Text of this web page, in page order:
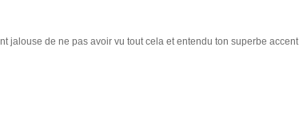
jalouse de ne pas avoir vu tout cela et entendu ton superbe accent